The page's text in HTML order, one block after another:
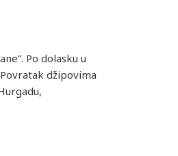
Po dolasku u
džipovima